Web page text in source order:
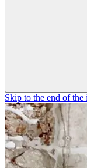
Skip to the end of the